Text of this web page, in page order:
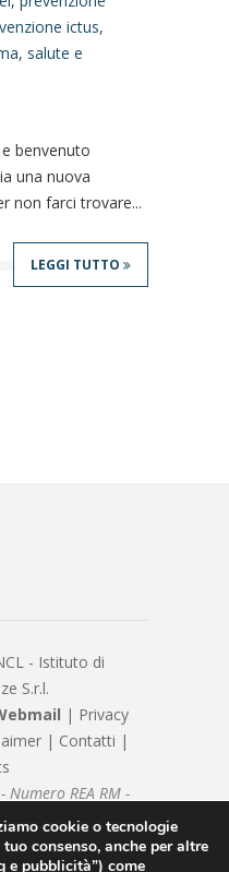
ictus,
, salute e
benvenuto
una nuova
non farci trovare...
LEGGI TUTTO
- Istituto di
S.r.l.
| Privacy
| Contatti |
Numero REA RM -
08239981007 -
alla direzione e
cookie o tecnologie
consenso, anche per altre
e pubblicità”) come